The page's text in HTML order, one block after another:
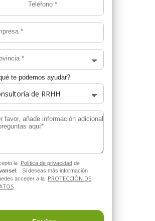
Teléfono *
*
*
te podemos ayudar?
favor, añade información adicional
aquí*
la Política de privacidadde
. Si deseas más información
acceder a la PROTECCIÓN DE